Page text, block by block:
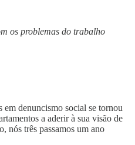
os problemas do trabalho
em denuncismo social se tornou
a aderir à sua visão de
nós três passamos um ano